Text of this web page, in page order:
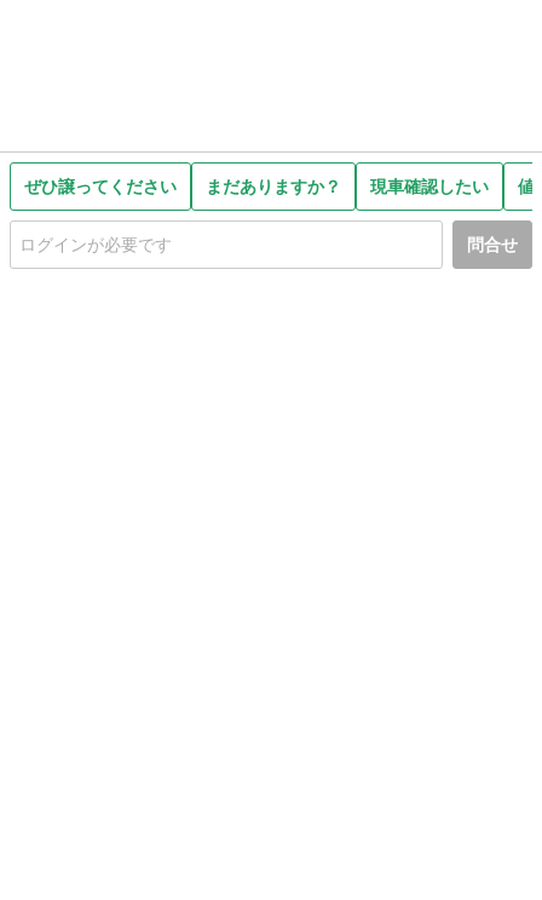
ぜひ譲ってください まだありますか？ 現車確認したい 値
問合せ